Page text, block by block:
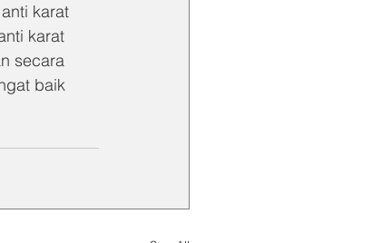
karat
karat
secara
baik